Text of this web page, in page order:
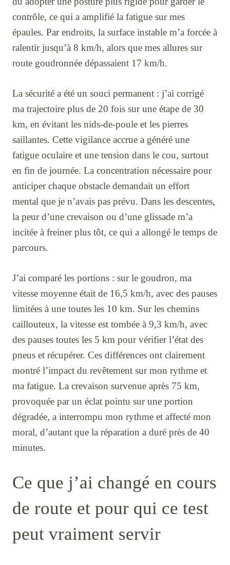
contrôle, ce qui a amplifié la fatigue sur mes
épaules. Par endroits, la surface instable m’a forcée à
ralentir jusqu’à 8 km/h, alors que mes allures sur
route goudronnée dépassaient 17 km/h.
La sécurité a été un souci permanent : j’ai corrigé
ma trajectoire plus de 20 fois sur une étape de 30
km, en évitant les nids-de-poule et les pierres
saillantes. Cette vigilance accrue a généré une
fatigue oculaire et une tension dans le cou, surtout
en fin de journée. La concentration nécessaire pour
anticiper chaque obstacle demandait un effort
mental que je n’avais pas prévu. Dans les descentes,
la peur d’une crevaison ou d’une glissade m’a
incitée à freiner plus tôt, ce qui a allongé le temps de
parcours.
J’ai comparé les portions : sur le goudron, ma
vitesse moyenne était de 16,5 km/h, avec des pauses
limitées à une toutes les 10 km. Sur les chemins
caillouteux, la vitesse est tombée à 9,3 km/h, avec
des pauses toutes les 5 km pour vérifier l’état des
pneus et récupérer. Ces différences ont clairement
montré l’impact du revêtement sur mon rythme et
ma fatigue. La crevaison survenue après 75 km,
provoquée par un éclat pointu sur une portion
dégradée, a interrompu mon rythme et affecté mon
moral, d’autant que la réparation a duré près de 40
minutes.
Ce que j’ai changé en cours
de route et pour qui ce test
peut vraiment servir